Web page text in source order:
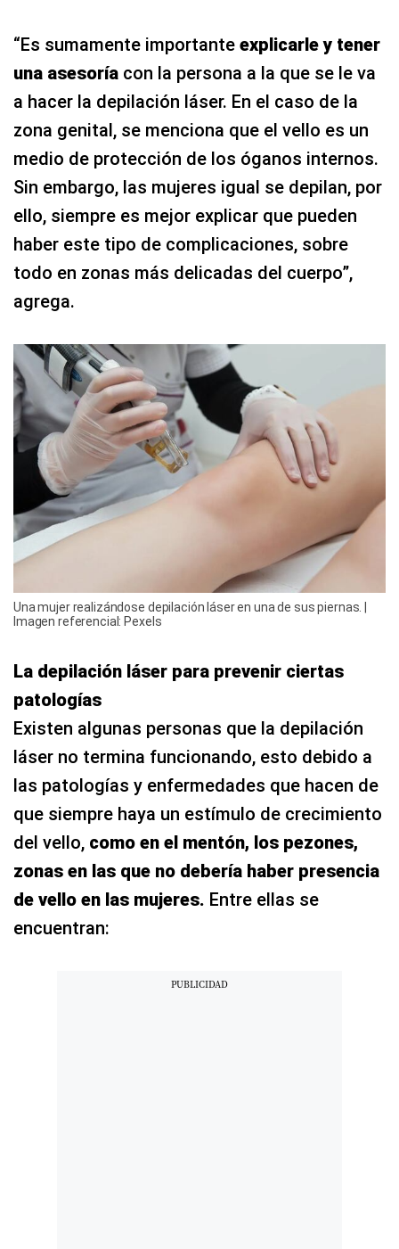
“Es sumamente importante explicarle y tener
una asesoría con la persona a la que se le va
a hacer la depilación láser. En el caso de la
zona genital, se menciona que el vello es un
medio de protección de los óganos internos.
Sin embargo, las mujeres igual se depilan, por
ello, siempre es mejor explicar que pueden
haber este tipo de complicaciones, sobre
todo en zonas más delicadas del cuerpo”,
agrega.
Una mujer realizándose depilación láser en una de sus piernas. |
Imagen referencial: Pexels
La depilación láser para prevenir ciertas
patologías
Existen algunas personas que la depilación
láser no termina funcionando, esto debido a
las patologías y enfermedades que hacen de
que siempre haya un estímulo de crecimiento
del vello, como en el mentón, los pezones,
zonas en las que no debería haber presencia
de vello en las mujeres. Entre ellas se
encuentran: